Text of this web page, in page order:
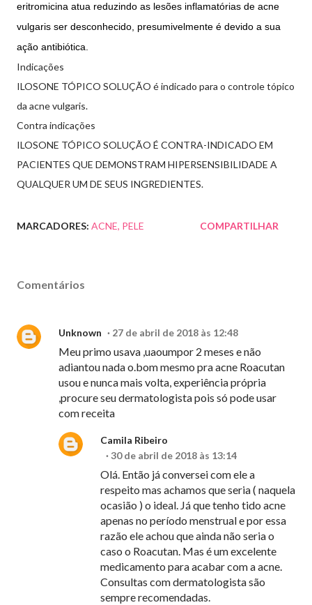
eritromicina atua reduzindo as lesões inflamatórias de acne
vulgaris ser desconhecido, presumivelmente é devido a sua
ação antibiótica.
Indicações
ILOSONE TÓPICO SOLUÇÃO é indicado para o controle tópico
da acne vulgaris.
Contra indicações
ILOSONE TÓPICO SOLUÇÃO É CONTRA-INDICADO EM
PACIENTES QUE DEMONSTRAM HIPERSENSIBILIDADE A
QUALQUER UM DE SEUS INGREDIENTES.
MARCADORES: ACNE PELE COMPARTILHAR
Comentários
Unknown 27 de abril de 2018 às 12:48
Meu primo usava ,uaoumpor 2 meses e não
adiantou nada o.bom mesmo pra acne Roacutan
usou e nunca mais volta, experiência própria
,procure seu dermatologista pois só pode usar
com receita
Camila Ribeiro
30 de abril de 2018 às 13:14
Olá. Então já conversei com ele a
respeito mas achamos que seria ( naquela
ocasião ) o ideal. Já que tenho tido acne
apenas no período menstrual e por essa
razão ele achou que ainda não seria o
caso o Roacutan. Mas é um excelente
medicamento para acabar com a acne.
Consultas com dermatologista são
sempre recomendadas.